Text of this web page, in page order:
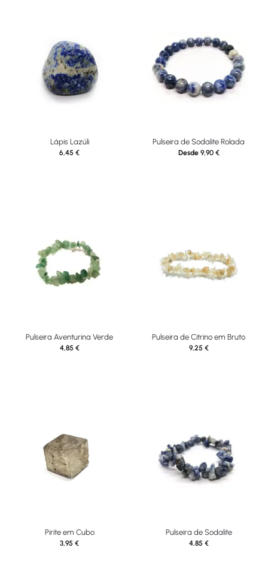
Lápis Lazúli
6,45 €
Pulseira de Sodalite Rolada
Desde 9,90 €
Pulseira Aventurina Verde
4,85 €
Pulseira de Citrino em Bruto
9,25 €
Pirite em Cubo
3,95 €
Pulseira de Sodalite
4,85 €